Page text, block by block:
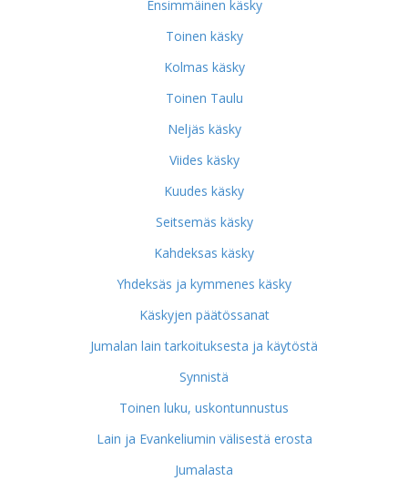
Ensimmäinen käsky
Toinen käsky
Kolmas käsky
Toinen Taulu
Neljäs käsky
Viides käsky
Kuudes käsky
Seitsemäs käsky
Kahdeksas käsky
Yhdeksäs ja kymmenes käsky
Käskyjen päätössanat
Jumalan lain tarkoituksesta ja käytöstä
Synnistä
Toinen luku, uskontunnustus
Lain ja Evankeliumin välisestä erosta
Jumalasta